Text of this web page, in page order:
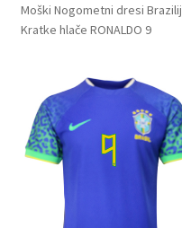
Blog
Košarica
Moj račun
Trgovina
Moški Nogometni dresi
Kratke hlače RONALDO 9